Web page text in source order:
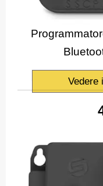
Vedere